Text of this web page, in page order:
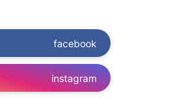
facebook
instagram